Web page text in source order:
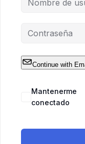
Continue with
Mantenerme
conectado